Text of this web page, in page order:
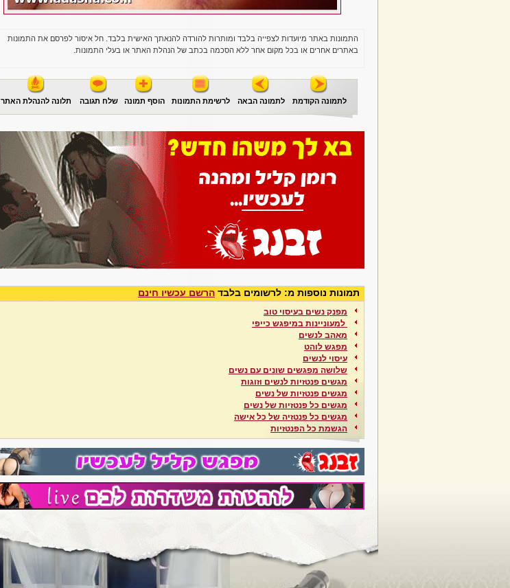
התמונות באתר מיועדות לצפייה בלבד ומותרות להורדה להנאתך האישית בלבד. חל איסור לפרסם את התמונות
באתרים אחרים או בכל מקום אחר ללא הסכמה בכתב של הנהלת האתר או בעלי התמונות.
לתמונה הקודמת לתמונה הבאה לרשימת התמונות הוסף תמונה שלח תגובה תלונה להנהלת האתר
תמונות נוספות מ: לרשומים בלבד הרשם עכשיו חינם
מפנק נשים בעיסוי טוב
מאהב לנשים
מפגש לוהט
עיסוי לנשים
שלושה מפגשים שונים עם נשים
מגשים פנטזיות לנשים וזוגות
מגשים פנטזיות של נשים
מגשים כל פנטזיות של נשים
מגשים כל פנטזיה של כל אישה
הגשמת כל הפנטזיות